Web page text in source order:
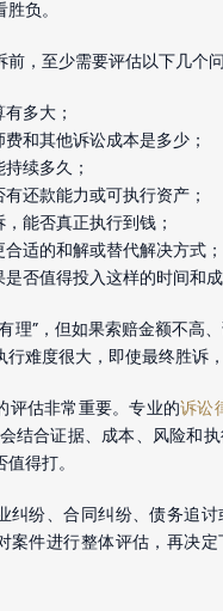
负。
，至少需要评估以下几个
多大；
和其他诉讼成本是多少；
续多久；
还款能力或可执行资产；
能否真正执行到钱；
适的和解或替代解决方式；
否值得投入这样的时间和成
理”，但如果索赔金额不高
难度很大，即使最终胜诉
评估非常重要。专业的诉讼
结合证据、成本、风险和
得打。
纠纷、合同纠纷、债务追
案件进行整体评估，再决